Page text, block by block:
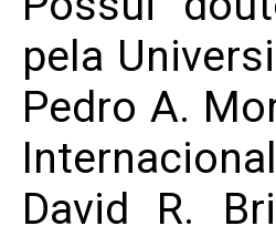
pela
Pedro A.
David R.